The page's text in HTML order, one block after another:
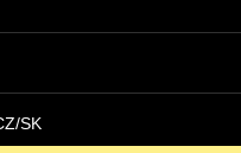
dlani
SK